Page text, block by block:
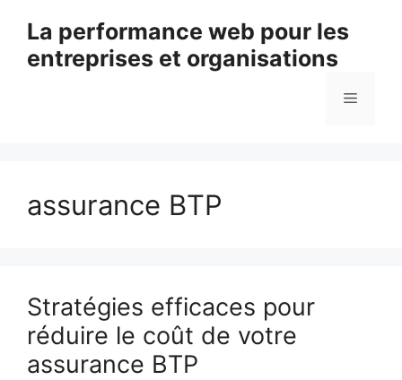
contenu
La performance web pour les
entreprises et organisations
Menu
assurance BTP
Stratégies efficaces pour
réduire le coût de votre
assurance BTP